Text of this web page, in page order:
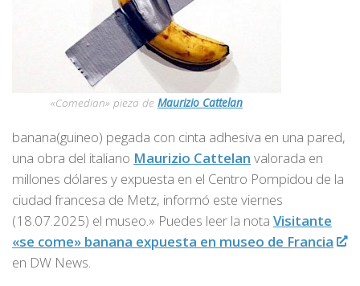
«Comedian» pieza de Maurizio Cattelan
banana(guineo) pegada con cinta adhesiva en una pared,
una obra del italiano Maurizio Cattelan valorada en
millones dólares y expuesta en el Centro Pompidou de la
ciudad francesa de Metz, informó este viernes
(18.07.2025) el museo.» Puedes leer la nota Visitante
«se come» banana expuesta en museo de Francia
en DW News.